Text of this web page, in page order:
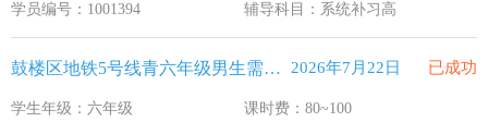
学员编号：1001394
辅导科目：系统补习高
鼓楼区地铁5号线青六年级男生需要补习数学 2026年7月22日 已成功
学生年级：六年级
课时费：80~100